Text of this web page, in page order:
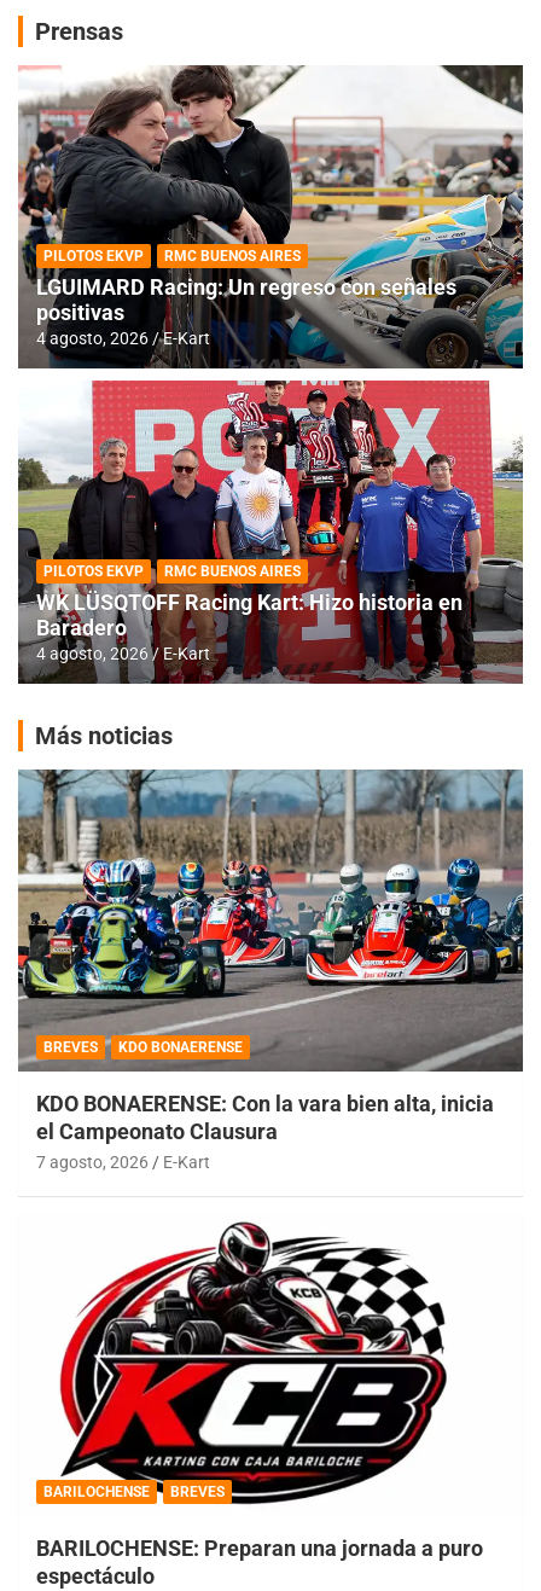
Prensas
PILOTOS EKVP RMC BUENOS AIRES
LGUIMARD Racing: Un regreso con señales
positivas
4 agosto, 2026 E-Kart
PILOTOS EKVP RMC BUENOS AIRES
WK LÜSQTOFF Racing Kart: Hizo historia en
Baradero
4 agosto, 2026 E-Kart
Más noticias
BREVES KDO BONAERENSE
KDO BONAERENSE: Con la vara bien alta, inicia
el Campeonato Clausura
7 agosto, 2026 E-Kart
BARILOCHENSE BREVES
BARILOCHENSE: Preparan una jornada a puro
espectáculo